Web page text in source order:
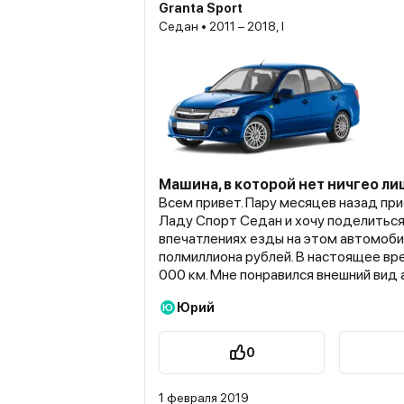
Granta Sport
Седан • 2011 – 2018, I
Машина, в которой нет ничгео
Всем привет. Пару месяцев назад
Ладу Спорт Седан и хочу поделиться
впечатлениях езды на этом
полмиллиона рублей. В настоящее
000 км. Мне понравился внешний вид автомобиля, да
закос под спорткары, но в целом
плохо. По крайней мере лучше, чем
просторный, нет ничего лишнего, но и
конечно чего ни будь добавить. Но
Ю Юрий
0
1 февраля 2019